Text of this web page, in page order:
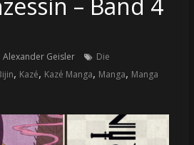
Alexander Geisler
Die
, Kazé, Kazé Manga, Manga, Manga